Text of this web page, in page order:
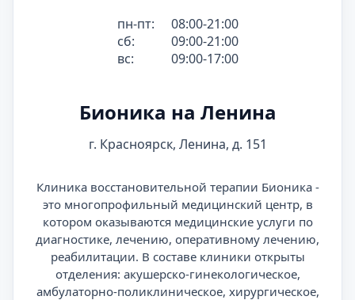
пн-пт:
08:00-21:00
сб:
09:00-21:00
вс:
09:00-17:00
Бионика на Ленина
г. Красноярск, Ленина, д. 151
Клиника восстановительной терапии Бионика -
это многопрофильный медицинский центр, в
котором оказываются медицинские услуги по
диагностике, лечению, оперативному лечению,
реабилитации. В составе клиники открыты
отделения: акушерско-гинекологическое,
амбулаторно-поликлиническое, хирургическое,